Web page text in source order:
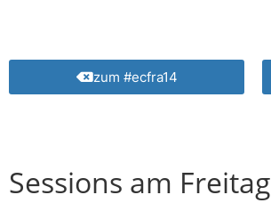
zum #ecfra14
Sessions am Freitag